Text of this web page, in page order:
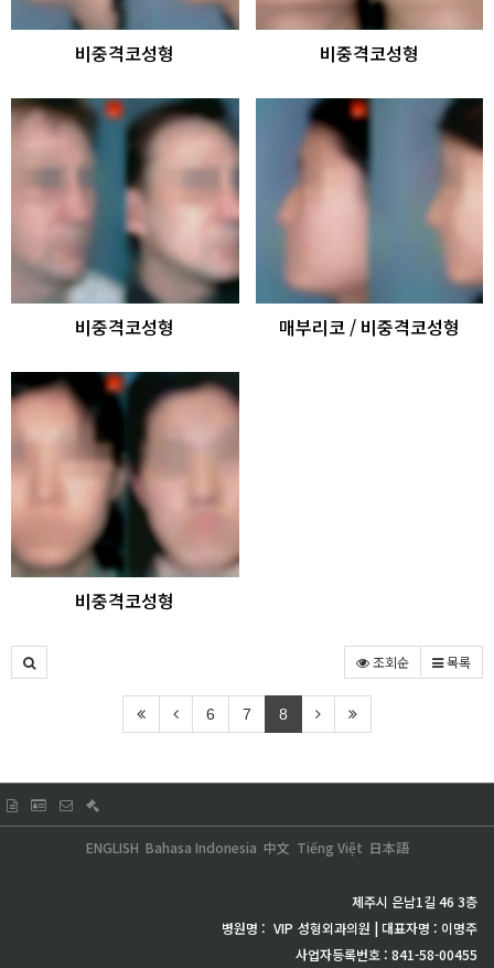
비중격코성형 비중격코성형
비중격코성형 매부리코 / 비중격코성형
비중격코성형
조회순 목록
6 7 8
日本語
Tiếng Việt
中文
Bahasa Indonesia
ENGLISH
제주시 은남1길 46 3층
병원명 : VIP 성형외과의원 | 대표자명 : 이명주
사업자등록번호 : 841-58-00455